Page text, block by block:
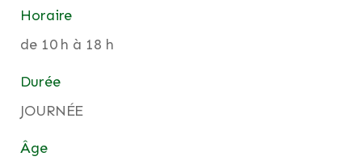
Horaire
de 10 h à 18 h
Durée
JOURNÉE
Âge